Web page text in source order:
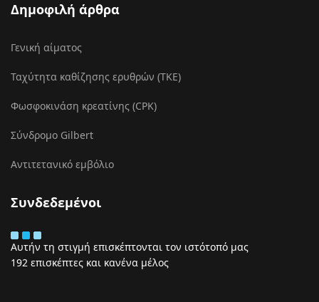
Δημοφιλή άρθρα
Γενική αίματος
Ταχύτητα καθίζησης ερυθρών (ΤΚΕ)
Φωσφοκινάση κρεατίνης (CPK)
Σύνδρομο Gilbert
Αντιτετανικό εμβόλιο
Συνδεδεμένοι
Αυτήν τη στιγμή επισκέπτονται τον ιστότοπό μας
192 επισκέπτες και κανένα μέλος